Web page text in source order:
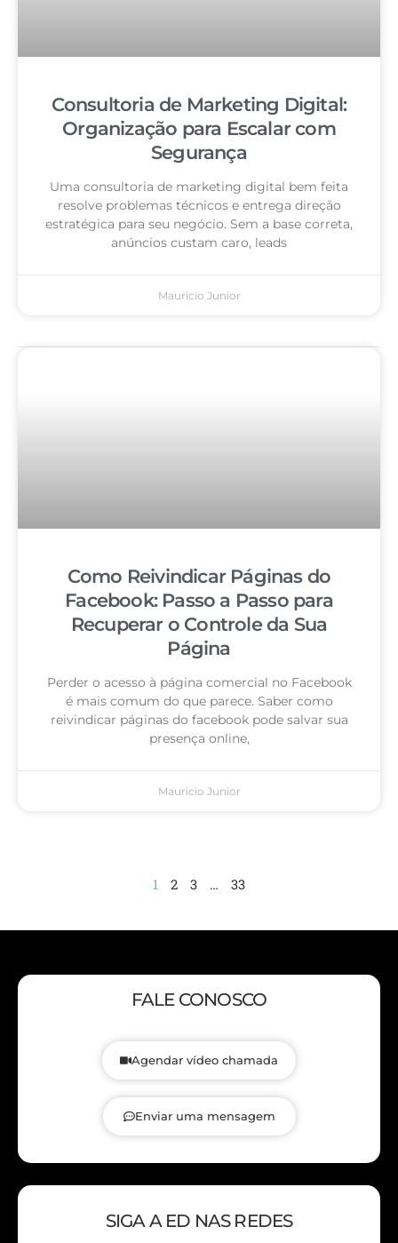
Consultoria de Marketing Digital:
Organização para Escalar com
Segurança
Uma consultoria de marketing digital bem feita
resolve problemas técnicos e entrega direção
estratégica para seu negócio. Sem a base correta,
anúncios custam caro, leads
Mauricio Junior
Como Reivindicar Páginas do
Facebook: Passo a Passo para
Recuperar o Controle da Sua
Página
Perder o acesso à página comercial no Facebook
é mais comum do que parece. Saber como
reivindicar páginas do facebook pode salvar sua
presença online,
Mauricio Junior
1 2 3 … 33
FALE CONOSCO
Agendar vídeo chamada
Enviar uma mensagem
SIGA A ED NAS REDES